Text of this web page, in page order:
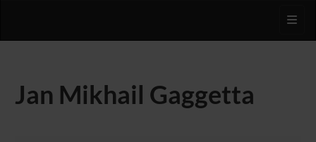
Jan Mikhail Gaggetta